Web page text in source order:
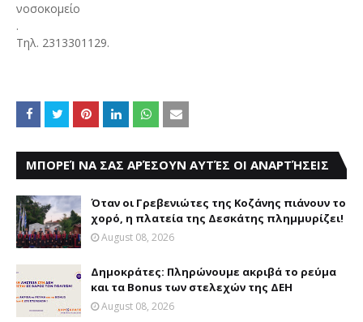
νοσοκομείο
.
Τηλ. 2313301129.
ΜΠΟΡΕΊ ΝΑ ΣΑΣ ΑΡΈΣΟΥΝ ΑΥΤΈΣ ΟΙ ΑΝΑΡΤΉΣΕΙΣ
Όταν οι Γρεβενιώτες της Κοζάνης πιάνουν το
χορό, η πλατεία της Δεσκάτης πλημμυρίζει!
August 08, 2026
Δημοκράτες: Πληρώνουμε ακριβά το ρεύμα
και τα Bonus των στελεχών της ΔΕΗ
August 08, 2026